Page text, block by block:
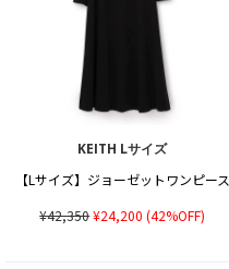
KEITH Lサイズ
【Lサイズ】ジョーゼットワンピース
¥42,350¥24,200 (42%OFF)